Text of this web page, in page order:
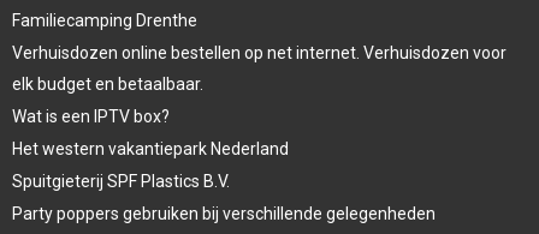
Familiecamping Drenthe
Verhuisdozen online bestellen op net internet. Verhuisdozen voor
elk budget en betaalbaar.
Wat is een IPTV box?
Het western vakantiepark Nederland
Spuitgieterij SPF Plastics B.V.
Party poppers gebruiken bij verschillende gelegenheden